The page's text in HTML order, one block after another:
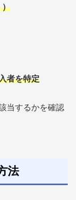
）
者を特定
当するかを確認
法